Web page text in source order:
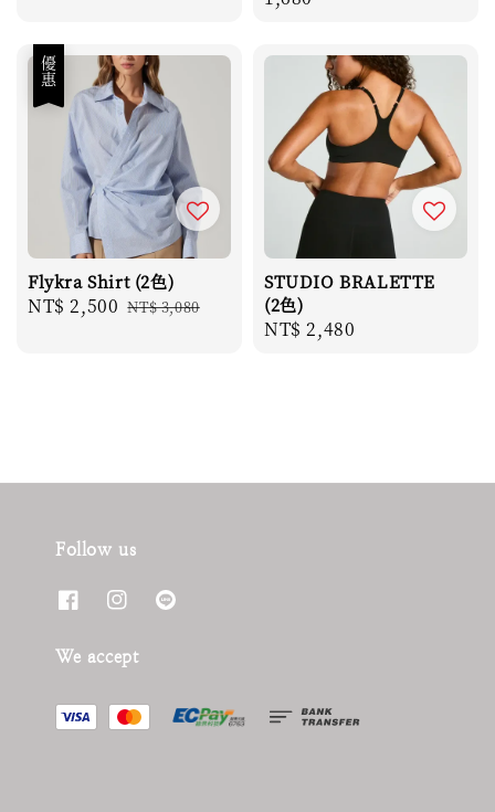
優惠
Flykra Shirt (2色)
Sale
NT$ 2,500 Regular
NT$ 3,080
STUDIO BRALETTE
(2色)
Regular
NT$ 2,480
Follow us
We accept